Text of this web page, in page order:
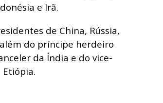
e Irã.
de China, Rússia,
do príncipe herdeiro
da Índia e do vice-